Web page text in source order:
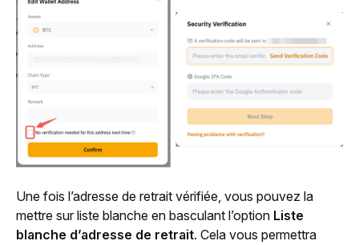
Une fois l’adresse de retrait vérifiée, vous pouvez la
mettre sur liste blanche en basculant l’option Liste
blanche d’adresse de retrait. Cela vous permettra